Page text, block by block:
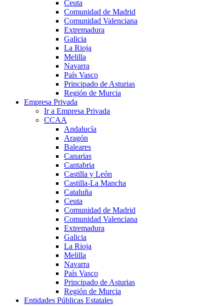
Ceuta
Comunidad de Madrid
Comunidad Valenciana
Extremadura
Galicia
La Rioja
Melilla
Navarra
País Vasco
Principado de Asturias
Región de Murcia
Empresa Privada
Ir a Empresa Privada
CCAA
Andalucía
Aragón
Baleares
Canarias
Cantabria
Castilla y León
Castilla-La Mancha
Cataluña
Ceuta
Comunidad de Madrid
Comunidad Valenciana
Extremadura
Galicia
La Rioja
Melilla
Navarra
País Vasco
Principado de Asturias
Región de Murcia
Entidades Públicas Estatales